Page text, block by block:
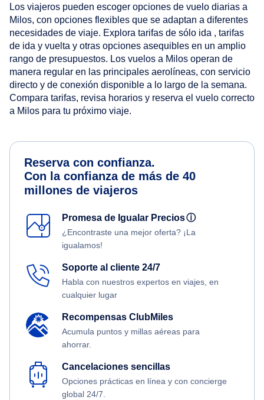
Los viajeros pueden escoger opciones de vuelo diarias a
Milos, con opciones flexibles que se adaptan a diferentes
necesidades de viaje. Explora tarifas de sólo ida , tarifas
de ida y vuelta y otras opciones asequibles en un amplio
rango de presupuestos. Los vuelos a Milos operan de
manera regular en las principales aerolíneas, con servicio
directo y de conexión disponible a lo largo de la semana.
Compara tarifas, revisa horarios y reserva el vuelo correcto
a Milos para tu próximo viaje.
Reserva con confianza.
Con la confianza de más de 40
millones de viajeros
Promesa de Igualar Preciosⓘ
¿Encontraste una mejor oferta? ¡La
igualamos!
Soporte al cliente 24/7
Habla con nuestros expertos en viajes, en
cualquier lugar
Recompensas ClubMiles
Acumula puntos y millas aéreas para
ahorrar.
Cancelaciones sencillas
Opciones prácticas en línea y con concierge
global 24/7.